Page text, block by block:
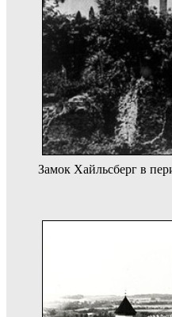
Замок Хайльсберг в